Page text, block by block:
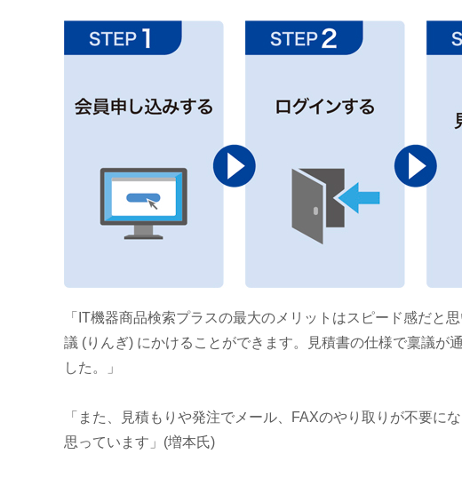
「IT機器商品検索プラスの最大のメリットはスピード感だ
議 (りんぎ) にかけることができます。見積書の仕様で稟議
した。」
「また、見積もりや発注でメール、FAXのやり取りが不要
思っています」(増本氏)